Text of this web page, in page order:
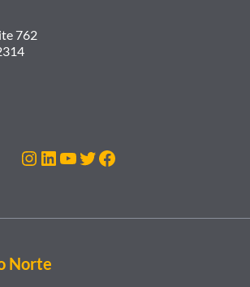
762
Instagram
LinkedIn
Youtube
Twitter
Facebook
Norte